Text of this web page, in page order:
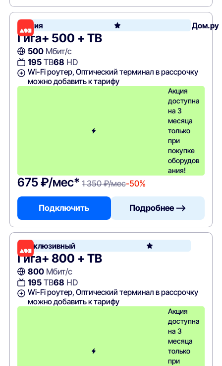
Акция Дом.ру
Гига+ 500 + ТВ
500Мбит/с
195ТВ68 HD
Wi-Fi роутер, Оптический терминал в рассрочку
можно добавить к тарифу
Акция
доступна
на 3
месяца
только
при
покупке
оборудов
ания!
675 ₽/мес* 1 350 ₽/мес-50%
Подключить Подробнее —>
Эксклюзивный
Гига+ 800 + ТВ
800Мбит/с
195ТВ68 HD
Wi-Fi роутер, Оптический терминал в рассрочку
можно добавить к тарифу
Акция
доступна
на 3
месяца
только
при